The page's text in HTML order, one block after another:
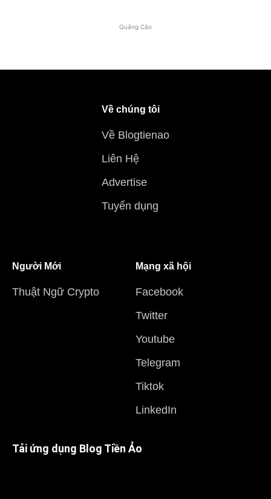
Quảng Cáo
Về chúng tôi
Về Blogtienao
Liên Hệ
Advertise
Tuyển dụng
Người Mới
Thuật Ngữ Crypto
Mạng xã hội
Facebook
Twitter
Youtube
Telegram
Tiktok
LinkedIn
Tải ứng dụng Blog Tiền Ảo